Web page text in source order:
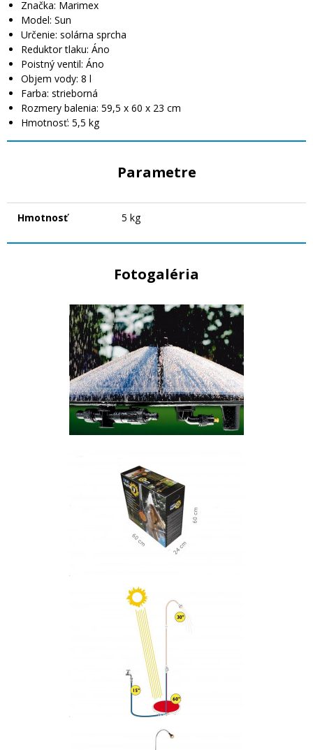
Značka: Marimex
Model: Sun
Určenie: solárna sprcha
Reduktor tlaku: Áno
Poistný ventil: Áno
Objem vody: 8 l
Farba: strieborná
Rozmery balenia: 59,5 x 60 x 23 cm
Hmotnosť: 5,5 kg
Parametre
Hmotnosť 5 kg
Fotogaléria